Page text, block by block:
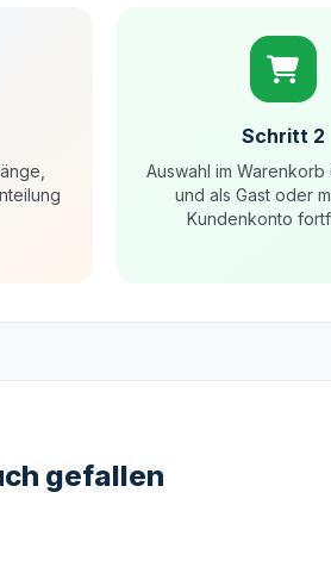
Schritt 2
Auswahl im
und als Gast oder
Kundenkonto
gefallen